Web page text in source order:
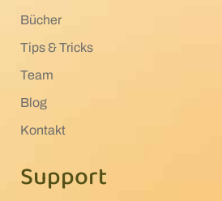
Bücher
Tips & Tricks
Team
Blog
Kontakt
Support